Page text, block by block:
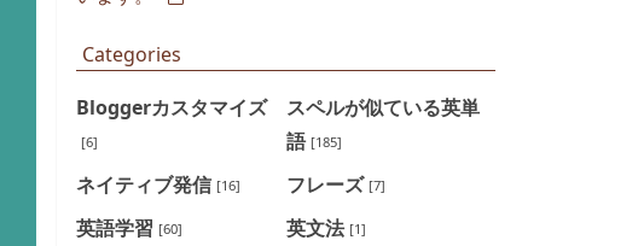
Categories
Bloggerカスタマイズ
[6]
スペルが似ている英単
語 [185]
ネイティブ発信 [16] フレーズ [7]
英語学習 [60] 英文法 [1]